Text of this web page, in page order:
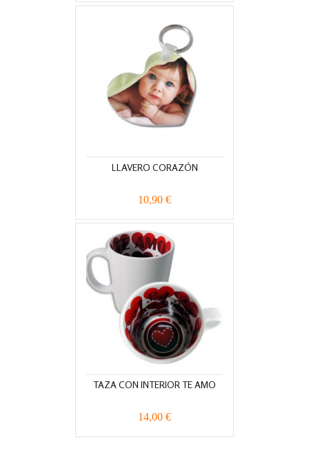
LLAVERO CORAZÓN
10,90 €
TAZA CON INTERIOR TE AMO
14,00 €